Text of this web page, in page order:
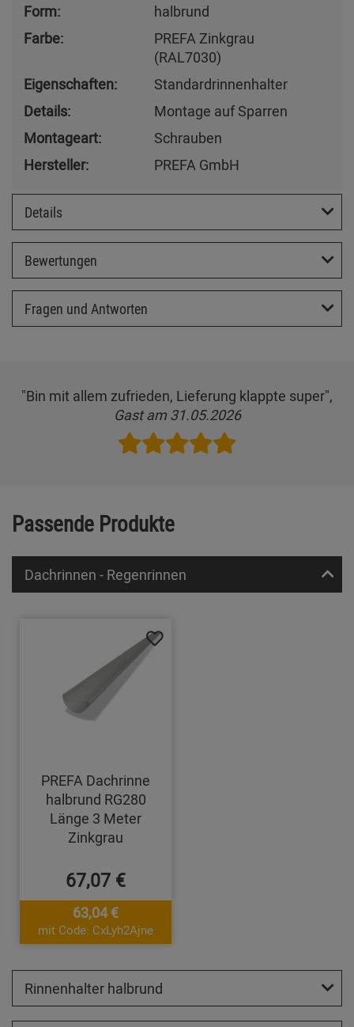
Form:
halbrund
Farbe:
PREFA Zinkgrau
(RAL7030)
Eigenschaften:
Standardrinnenhalter
Details:
Montage auf Sparren
Montageart:
Schrauben
Hersteller:
PREFA GmbH
Details
Bewertungen
Fragen und Antworten
"Bin mit allem zufrieden, Lieferung klappte super",
Gast am 31.05.2026
Passende Produkte
Dachrinnen - Regenrinnen
PREFA Dachrinne
halbrund RG280
Länge 3 Meter
Zinkgrau
67,07 €
63,04 €
mit Code: CxLyh2Ajne
Rinnenhalter halbrund